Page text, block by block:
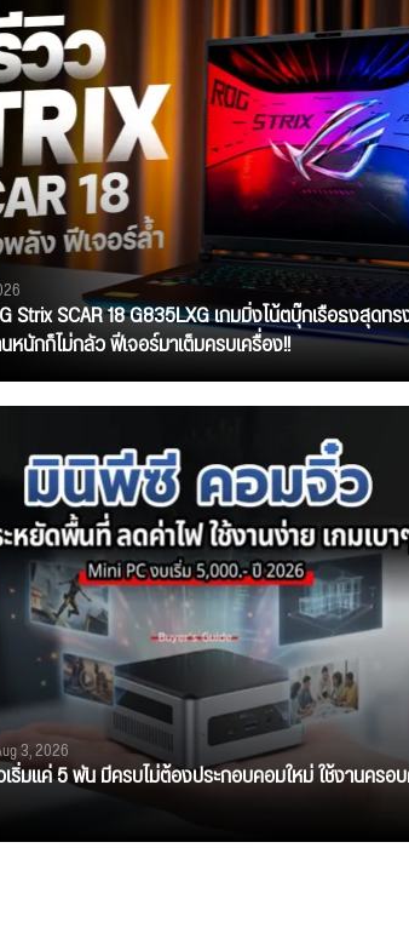
Strix SCAR 18 G835LXG เกมมิ่งโน้ตบุ๊กเรือธงสุดท
หนักก็ไม่กลัว ฟีเจอร์มาเต็มครบเครื่อง!!
3, 2026
มแค่ 5 พัน มีครบไม่ต้องประกอบคอมใหม่ ใช้งานครอ